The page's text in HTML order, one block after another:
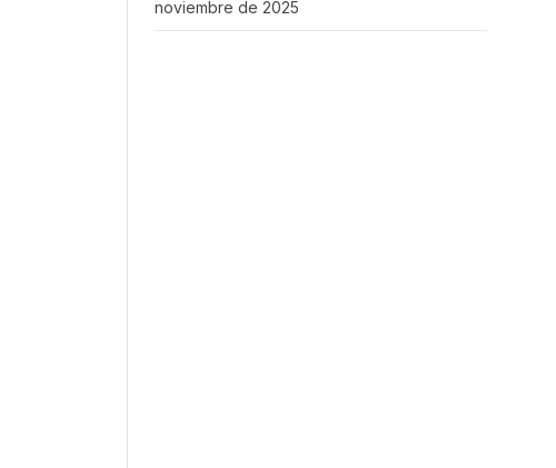
noviembre de 2025